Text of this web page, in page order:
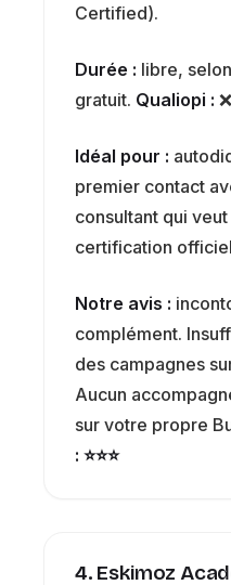
Certified).
Durée : libre,
gratuit. Qualiopi :
Idéal pour :
premier contact
consultant qui
certification
Notre avis :
complément.
des campagnes
Aucun
sur votre propre
: ⭐⭐⭐
4. Eskimoz